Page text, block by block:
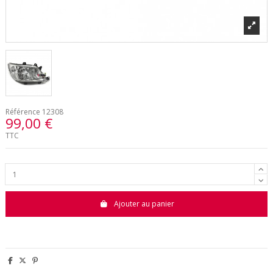
Référence 12308
99,00 €
TTC
Ajouter au panier